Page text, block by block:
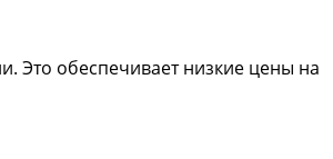
Это обеспечивает низкие цены на